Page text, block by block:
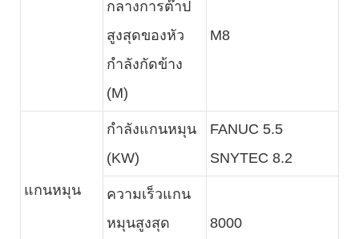
กลางการต๊าป
สูงสุดของหัว
กำลังกัดข้าง
(M)
M8
แกนหมุน
กำลังแกนหมุน
(KW)
FANUC 5.5
SNYTEC 8.2
ความเร็วแกน
หมุนสูงสุด
8000